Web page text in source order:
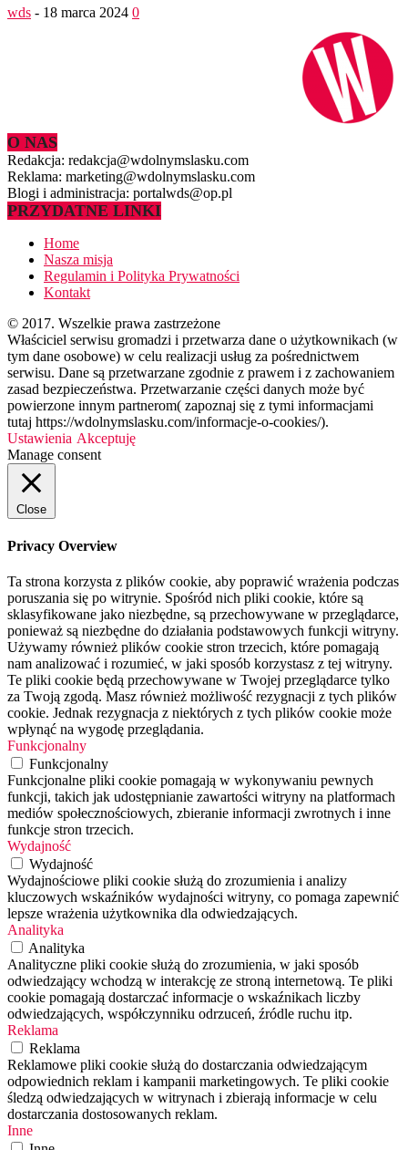
wds - 18 marca 2024 0
O NAS
Redakcja: redakcja@wdolnymslasku.com
Reklama: marketing@wdolnymslasku.com
Blogi i administracja: portalwds@op.pl
PRZYDATNE LINKI
Home
Nasza misja
Regulamin i Polityka Prywatności
Kontakt
© 2017. Wszelkie prawa zastrzeżone
Właściciel serwisu gromadzi i przetwarza dane o użytkownikach (w
tym dane osobowe) w celu realizacji usług za pośrednictwem
serwisu. Dane są przetwarzane zgodnie z prawem i z zachowaniem
zasad bezpieczeństwa. Przetwarzanie części danych może być
powierzone innym partnerom( zapoznaj się z tymi informacjami
tutaj https://wdolnymslasku.com/informacje-o-cookies/).
Ustawienia Akceptuję
Manage consent
Close
Privacy Overview
Ta strona korzysta z plików cookie, aby poprawić wrażenia podczas
poruszania się po witrynie. Spośród nich pliki cookie, które są
sklasyfikowane jako niezbędne, są przechowywane w przeglądarce,
ponieważ są niezbędne do działania podstawowych funkcji witryny.
Używamy również plików cookie stron trzecich, które pomagają
nam analizować i rozumieć, w jaki sposób korzystasz z tej witryny.
Te pliki cookie będą przechowywane w Twojej przeglądarce tylko
za Twoją zgodą. Masz również możliwość rezygnacji z tych plików
cookie. Jednak rezygnacja z niektórych z tych plików cookie może
wpłynąć na wygodę przeglądania.
Funkcjonalny
Funkcjonalny
Funkcjonalne pliki cookie pomagają w wykonywaniu pewnych
funkcji, takich jak udostępnianie zawartości witryny na platformach
mediów społecznościowych, zbieranie informacji zwrotnych i inne
funkcje stron trzecich.
Wydajność
Wydajność
Wydajnościowe pliki cookie służą do zrozumienia i analizy
kluczowych wskaźników wydajności witryny, co pomaga zapewnić
lepsze wrażenia użytkownika dla odwiedzających.
Analityka
Analityka
Analityczne pliki cookie służą do zrozumienia, w jaki sposób
odwiedzający wchodzą w interakcję ze stroną internetową. Te pliki
cookie pomagają dostarczać informacje o wskaźnikach liczby
odwiedzających, współczynniku odrzuceń, źródle ruchu itp.
Reklama
Reklama
Reklamowe pliki cookie służą do dostarczania odwiedzającym
odpowiednich reklam i kampanii marketingowych. Te pliki cookie
śledzą odwiedzających w witrynach i zbierają informacje w celu
dostarczania dostosowanych reklam.
Inne